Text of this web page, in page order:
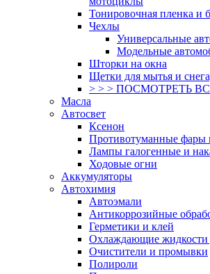
Тонировочная пленка и
Чехлы
Универсальные
Модельные
Шторки на окна
Щетки для мытья и
> > > ПОСМОТРЕТЬ
Масла
Автосвет
Ксенон
Противотуманные фары
Лампы галогенные и
Ходовые огни
Аккумуляторы
Автохимия
Автоэмали
Антикоррозийные
Герметики и клей
Охлаждающие жидкости
Очистители и промывки
Полироли